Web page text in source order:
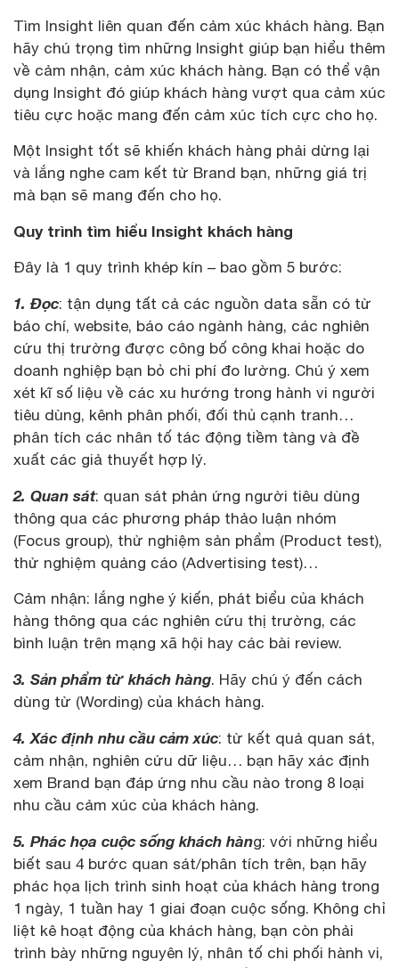
Tìm Insight liên quan đến cảm xúc khách hàng. Bạn
hãy chú trọng tìm những Insight giúp bạn hiểu thêm
về cảm nhận, cảm xúc khách hàng. Bạn có thể vận
dụng Insight đó giúp khách hàng vượt qua cảm xúc
tiêu cực hoặc mang đến cảm xúc tích cực cho họ.
Một Insight tốt sẽ khiến khách hàng phải dừng lại
và lắng nghe cam kết từ Brand bạn, những giá trị
mà bạn sẽ mang đến cho họ.
Quy trình tìm hiểu Insight khách hàng
Đây là 1 quy trình khép kín – bao gồm 5 bước:
1. Đọc: tận dụng tất cả các nguồn data sẵn có từ
báo chí, website, báo cáo ngành hàng, các nghiên
cứu thị trường được công bố công khai hoặc do
doanh nghiệp bạn bỏ chi phí đo lường. Chú ý xem
xét kĩ số liệu về các xu hướng trong hành vi người
tiêu dùng, kênh phân phối, đối thủ cạnh tranh…
phân tích các nhân tố tác động tiềm tàng và đề
xuất các giả thuyết hợp lý.
2. Quan sát: quan sát phản ứng người tiêu dùng
thông qua các phương pháp thảo luận nhóm
(Focus group), thử nghiệm sản phẩm (Product test),
thử nghiệm quảng cáo (Advertising test)…
Cảm nhận: lắng nghe ý kiến, phát biểu của khách
hàng thông qua các nghiên cứu thị trường, các
bình luận trên mạng xã hội hay các bài review.
3. Sản phẩm từ khách hàng. Hãy chú ý đến cách
dùng từ (Wording) của khách hàng.
4. Xác định nhu cầu cảm xúc: từ kết quả quan sát,
cảm nhận, nghiên cứu dữ liệu… bạn hãy xác định
xem Brand bạn đáp ứng nhu cầu nào trong 8 loại
nhu cầu cảm xúc của khách hàng.
5. Phác họa cuộc sống khách hàng: với những hiểu
biết sau 4 bước quan sát/phân tích trên, bạn hãy
phác họa lịch trình sinh hoạt của khách hàng trong
1 ngày, 1 tuần hay 1 giai đoạn cuộc sống. Không chỉ
liệt kê hoạt động của khách hàng, bạn còn phải
trình bày những nguyên lý, nhân tố chi phối hành vi,